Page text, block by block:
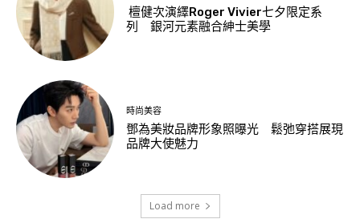
檀健次演繹Roger Vivier七夕限定系
列 銀河元素融合紳士美學
時尚美容
鄧為美妝品牌形象照曝光 鬆弛穿搭展現
品牌大使魅力
Load more